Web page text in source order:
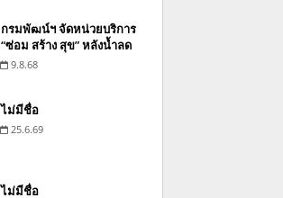
กรมพัฒน์ฯ จัดหน่วยบริการ
“ซ่อม สร้าง สุข” หลังน้ำลด
9.8.68
ไม่มีชื่อ
25.6.69
ไม่มีชื่อ